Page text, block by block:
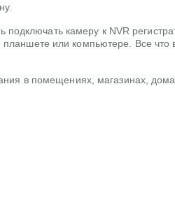
камеру к NVR
или компьютере. Все
в помещениях, магазинах,